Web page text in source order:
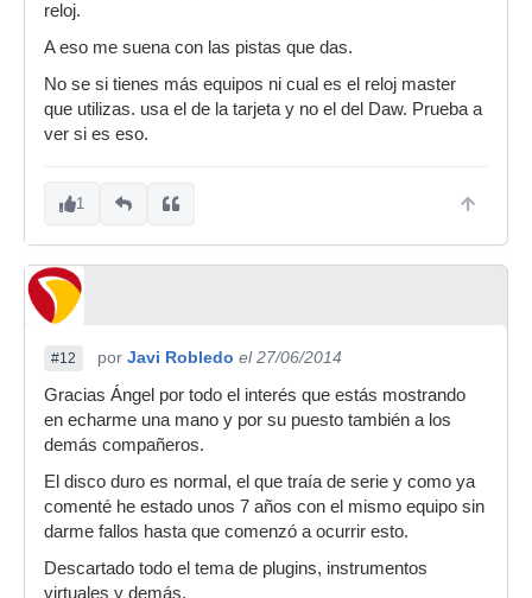
reloj.
A eso me suena con las pistas que das.
No se si tienes más equipos ni cual es el reloj master
que utilizas. usa el de la tarjeta y no el del Daw. Prueba a
ver si es eso.
1
#12 por Javi Robledo el 27/06/2014
Gracias Ángel por todo el interés que estás mostrando
en echarme una mano y por su puesto también a los
demás compañeros.
El disco duro es normal, el que traía de serie y como ya
comenté he estado unos 7 años con el mismo equipo sin
darme fallos hasta que comenzó a ocurrir esto.
Descartado todo el tema de plugins, instrumentos
virtuales y demás.